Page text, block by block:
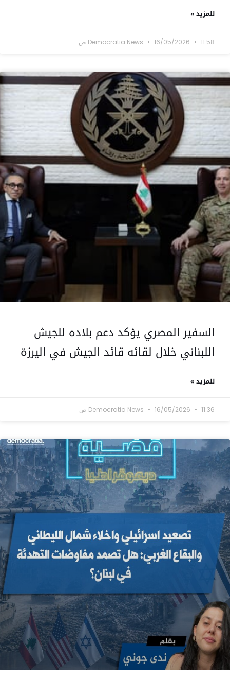
للمزيد »
Democratia News 16/05/2026 11:58 ص
السفير المصري يؤكد دعم بلاده للجيش
اللبناني خلال لقائه قائد الجيش في اليرزة
للمزيد »
Democratia News 16/05/2026 11:36 ص